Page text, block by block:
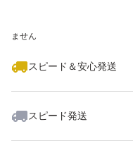
ません
スピード＆安心発送
スピード発送